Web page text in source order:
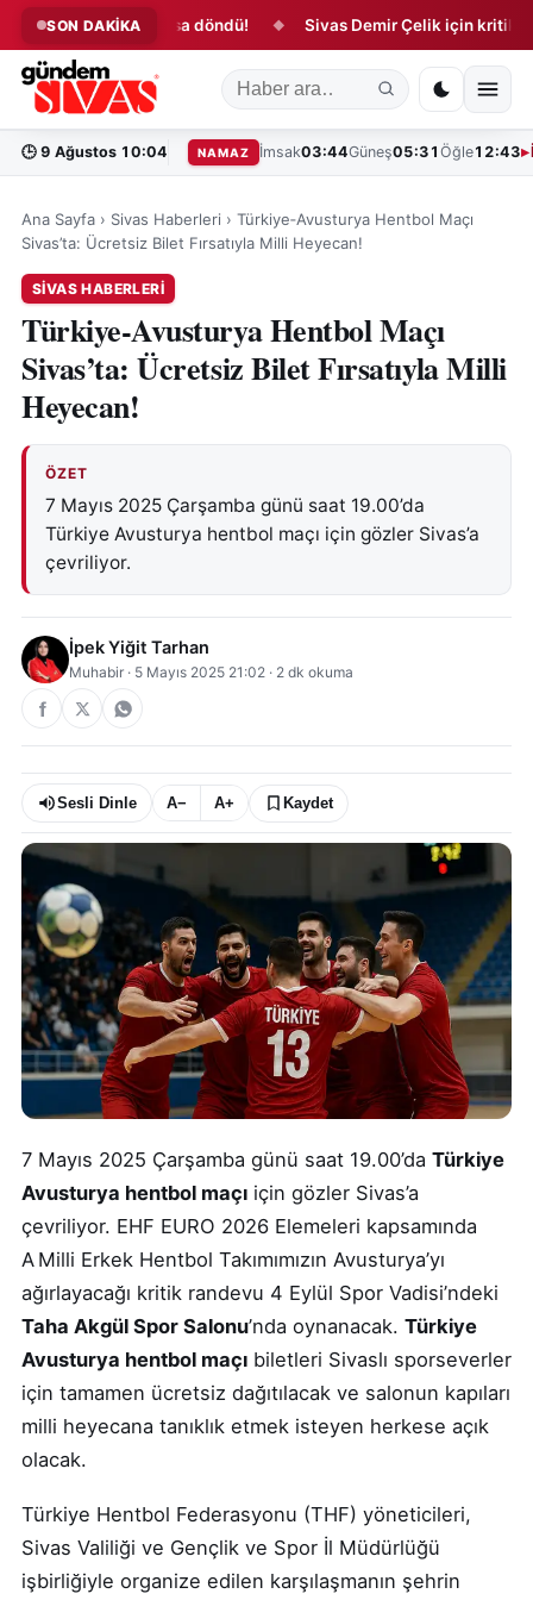
SON DAKİKA
kabusa döndü! ◆ Sivas Demir Çelik için kritik süreç
🕒 9 Ağustos 10:04 NAMAZ İmsak03:44Güneş05:31 Öğle12:43
Ana Sayfa › Sivas Haberleri › Türkiye‑Avusturya Hentbol Maçı
Sivas’ta: Ücretsiz Bilet Fırsatıyla Milli Heyecan!
SIVAS HABERLERI
Türkiye‑Avusturya Hentbol Maçı
Sivas’ta: Ücretsiz Bilet Fırsatıyla Milli
Heyecan!
ÖZET
7 Mayıs 2025 Çarşamba günü saat 19.00’da
Türkiye Avusturya hentbol maçı için gözler Sivas’a
çevriliyor.
İpek Yiğit Tarhan
Muhabir · 5 Mayıs 2025 21:02 · 2 dk okuma
Sesli Dinle A− A+ Kaydet
7 Mayıs 2025 Çarşamba günü saat 19.00’da Türkiye
Avusturya hentbol maçı için gözler Sivas’a
çevriliyor. EHF EURO 2026 Elemeleri kapsamında
A Milli Erkek Hentbol Takımımızın Avusturya’yı
ağırlayacağı kritik randevu 4 Eylül Spor Vadisi’ndeki
Taha Akgül Spor Salonu’nda oynanacak. Türkiye
Avusturya hentbol maçı biletleri Sivaslı sporseverler
için tamamen ücretsiz dağıtılacak ve salonun kapıları
milli heyecana tanıklık etmek isteyen herkese açık
olacak.
Türkiye Hentbol Federasyonu (THF) yöneticileri,
Sivas Valiliği ve Gençlik ve Spor İl Müdürlüğü
işbirliğiyle organize edilen karşılaşmanın şehrin